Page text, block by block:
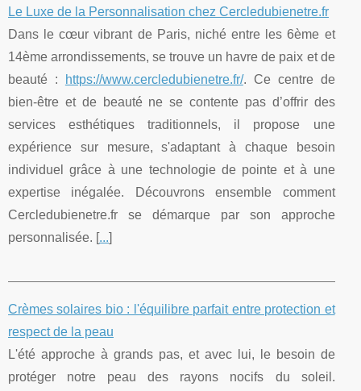
Le Luxe de la Personnalisation chez Cercledubienetre.fr
Dans le cœur vibrant de Paris, niché entre les 6ème et
14ème arrondissements, se trouve un havre de paix et de
beauté :
https://www.cercledubienetre.fr/. Ce centre de
bien-être et de beauté ne se contente pas d’offrir des
services esthétiques traditionnels, il propose une
expérience sur mesure, s'adaptant à chaque besoin
individuel grâce à une technologie de pointe et à une
expertise inégalée. Découvrons ensemble comment
Cercledubienetre.fr se démarque par son approche
personnalisée. [...]
Crèmes solaires bio : l'équilibre parfait entre protection et
respect de la peau
L'été approche à grands pas, et avec lui, le besoin de
protéger notre peau des rayons nocifs du soleil.